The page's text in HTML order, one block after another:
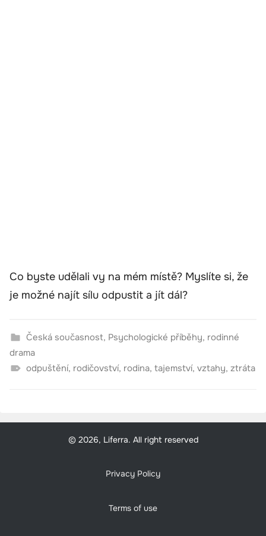
Co byste udělali vy na mém místě? Myslíte si, že
je možné najít sílu odpustit a jít dál?
Česká současnost, Psychologické příběhy, rodinné
drama
odpuštění, rodičovství, rodina, tajemství, vztahy, ztráta
© 2026, Liferra. All right reserved
Privacy Policy
Terms of use